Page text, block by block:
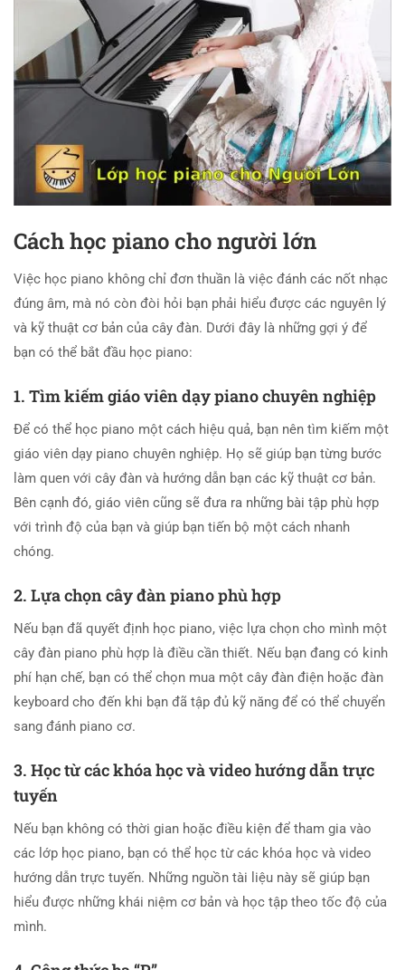
Cáchhọc piano cho người lớn
Việc học piano không chỉ đơn thuần là việc đánh các nốt nhạc
đúng âm, mà nó còn đòi hỏi bạn phải hiểu được các nguyên lý
và kỹ thuật cơ bản của cây đàn. Dưới đây là những gợi ý để
bạn có thể bắt đầu học piano:
1. Tìm kiếm giáo viên dạy piano chuyên nghiệp
Để có thể học piano một cách hiệu quả, bạn nên tìm kiếm một
giáo viên dạy piano chuyên nghiệp. Họ sẽ giúp bạn từng bước
làm quen với cây đàn và hướng dẫn bạn các kỹ thuật cơ bản.
Bên cạnh đó, giáo viên cũng sẽ đưa ra những bài tập phù hợp
với trình độ của bạn và giúp bạn tiến bộ một cách nhanh
chóng.
2. Lựa chọn cây đàn piano phù hợp
Nếu bạn đã quyết định học piano, việc lựa chọn cho mình một
cây đàn piano phù hợp là điều cần thiết. Nếu bạn đang có kinh
phí hạn chế, bạn có thể chọn mua một cây đàn điện hoặc đàn
keyboard cho đến khi bạn đã tập đủ kỹ năng để có thể chuyển
sang đánh piano cơ.
3. Học từ cáckhóa học và video hướng dẫn trực
tuyến
Nếu bạn không có thời gian hoặc điều kiện để tham gia vào
các lớp học piano, bạn có thể học từ các khóa học và video
hướng dẫn trực tuyến. Những nguồn tài liệu này sẽ giúp bạn
hiểu được những khái niệm cơ bản và học tập theo tốc độ của
mình.